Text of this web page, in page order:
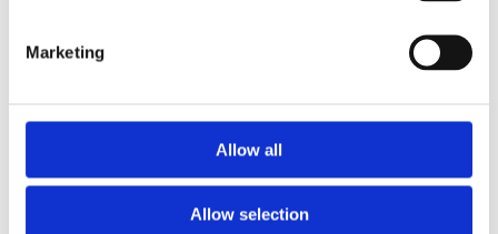
Marketing
Allow all
Allow selection
Stellantriebs
Reparatur der Platine oder
Baugruppe